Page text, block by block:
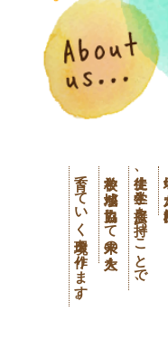
地
生徒、学生と接点を持つことで、
学校と地域が協力して未来の大人を
育てていく環境を作ります。